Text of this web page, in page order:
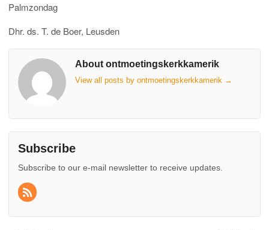
Palmzondag
Dhr. ds. T. de Boer, Leusden
About ontmoetingskerkkamerik
View all posts by ontmoetingskerkkamerik →
Subscribe
Subscribe to our e-mail newsletter to receive updates.